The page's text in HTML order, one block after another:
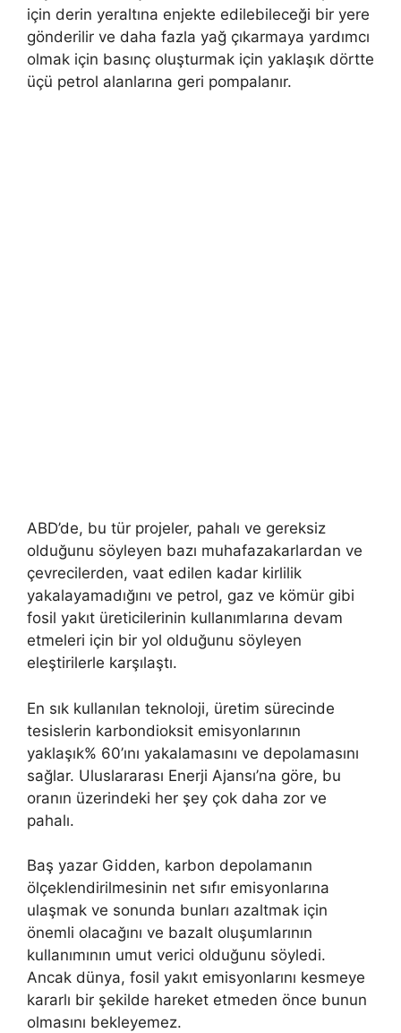
için derin yeraltına enjekte edilebileceği bir yere
gönderilir ve daha fazla yağ çıkarmaya yardımcı
olmak için basınç oluşturmak için yaklaşık dörtte
üçü petrol alanlarına geri pompalanır.
ABD’de, bu tür projeler, pahalı ve gereksiz
olduğunu söyleyen bazı muhafazakarlardan ve
çevrecilerden, vaat edilen kadar kirlilik
yakalayamadığını ve petrol, gaz ve kömür gibi
fosil yakıt üreticilerinin kullanımlarına devam
etmeleri için bir yol olduğunu söyleyen
eleştirilerle karşılaştı.
En sık kullanılan teknoloji, üretim sürecinde
tesislerin karbondioksit emisyonlarının
yaklaşık% 60’ını yakalamasını ve depolamasını
sağlar. Uluslararası Enerji Ajansı’na göre, bu
oranın üzerindeki her şey çok daha zor ve
pahalı.
Baş yazar Gidden, karbon depolamanın
ölçeklendirilmesinin net sıfır emisyonlarına
ulaşmak ve sonunda bunları azaltmak için
önemli olacağını ve bazalt oluşumlarının
kullanımının umut verici olduğunu söyledi.
Ancak dünya, fosil yakıt emisyonlarını kesmeye
kararlı bir şekilde hareket etmeden önce bunun
olmasını bekleyemez.